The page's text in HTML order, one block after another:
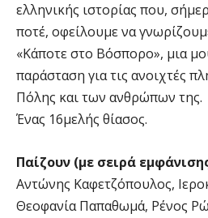
ελληνικής ιστορίας που,
ποτέ, οφείλουμε να
«Κάποτε στο Βόσπορο», μια
παράσταση για τις ανοιχτές
Πόλης και των ανθρώπων της.
Ένας 16μελής θίασος.
Παίζουν (με σειρά
Αντώνης Καφετζόπουλος,
Θεοφανία Παπαθωμά, Ρένος